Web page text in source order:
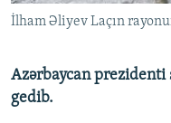
BIZIMLƏ ƏLAQƏ
İlham Əliyev Laçın
Azərbaycan prezidenti
gedib.